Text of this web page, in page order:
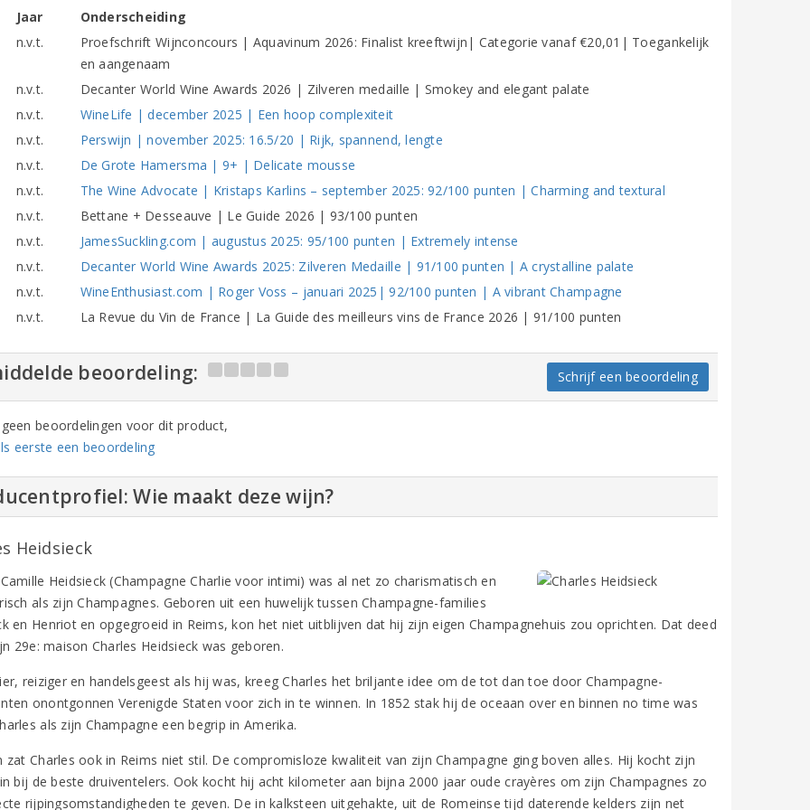
Jaar
Onderscheiding
n.v.t.
Proefschrift Wijnconcours | Aquavinum 2026: Finalist kreeftwijn| Categorie vanaf €20,01| Toegankelijk
en aangenaam
n.v.t.
Decanter World Wine Awards 2026 | Zilveren medaille | Smokey and elegant palate
n.v.t.
WineLife | december 2025 | Een hoop complexiteit
n.v.t.
Perswijn | november 2025: 16.5/20 | Rijk, spannend, lengte
n.v.t.
De Grote Hamersma | 9+ | Delicate mousse
n.v.t.
The Wine Advocate | Kristaps Karlins – september 2025: 92/100 punten | Charming and textural
n.v.t.
Bettane + Desseauve | Le Guide 2026 | 93/100 punten
n.v.t.
JamesSuckling.com | augustus 2025: 95/100 punten | Extremely intense
n.v.t.
Decanter World Wine Awards 2025: Zilveren Medaille | 91/100 punten | A crystalline palate
n.v.t.
WineEnthusiast.com | Roger Voss – januari 2025| 92/100 punten | A vibrant Champagne
n.v.t.
La Revue du Vin de France | La Guide des meilleurs vins de France 2026 | 91/100 punten
beoordeling: Schrijf een beoordeling
beoordelingen voor dit product,
eerste een beoordeling
Wie maakt deze wijn?
Heidsieck
Heidsieck (Champagne Charlie voor intimi) was al net zo charismatisch en
als zijn Champagnes. Geboren uit een huwelijk tussen Champagne-families
en Henriot en opgegroeid in Reims, kon het niet uitblijven dat hij zijn eigen Champagnehuis zou oprichten. Dat deed
29e: maison Charles Heidsieck was geboren.
reiziger en handelsgeest als hij was, kreeg Charles het briljante idee om de tot dan toe door Champagne-
onontgonnen Verenigde Staten voor zich in te winnen. In 1852 stak hij de oceaan over en binnen no time was
als zijn Champagne een begrip in Amerika.
zat Charles ook in Reims niet stil. De compromisloze kwaliteit van zijn Champagne ging boven alles. Hij kocht zijn
bij de beste druiventelers. Ook kocht hij acht kilometer aan bijna 2000 jaar oude crayères om zijn Champagnes zo
rijpingsomstandigheden te geven. De in kalksteen uitgehakte, uit de Romeinse tijd daterende kelders zijn net